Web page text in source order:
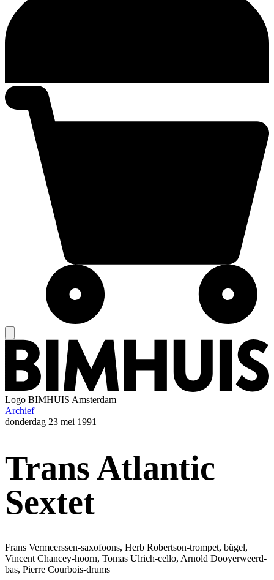
Logo BIMHUIS Amsterdam
Archief
donderdag 23 mei 1991
Trans Atlantic
Sextet
Frans Vermeerssen-saxofoons, Herb Robertson-trompet, bügel,
Vincent Chancey-hoorn, Tomas Ulrich-cello, Arnold Dooyerweerd-
bas, Pierre Courbois-drums